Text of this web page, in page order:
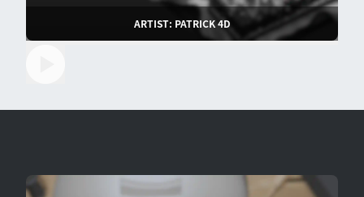
ARTIST: PATRICK 4D